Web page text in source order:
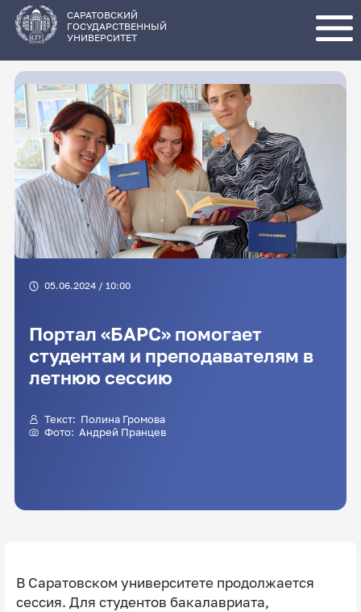
основному
содержанию
САРАТОВСКИЙ
ГОСУДАРСТВЕННЫЙ
УНИВЕРСИТЕТ
05.06.2024 / 10:00
Портал «БАРС» помогает
студентам и преподавателям в
летнюю сессию
Текст: Полина Громова
Фото: Андрей Пранцев
В Саратовском университете продолжается
сессия. Для студентов бакалавриата,